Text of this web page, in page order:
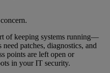
of keeping systems running—
patches, diagnostics, and
points are left open or
in your IT security.